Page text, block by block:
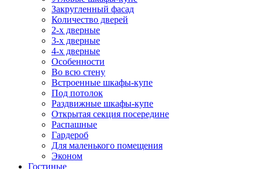
Закругленный фасад
Количество дверей
2-х дверные
3-х дверные
4-х дверные
Особенности
Во всю стену
Встроенные шкафы-купе
Под потолок
Раздвижные шкафы-купе
Открытая секция посередине
Распашные
Гардероб
Для маленького помещения
Эконом
Гостиные